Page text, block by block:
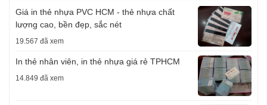
Giá in thẻ nhựa PVC HCM - thẻ nhựa chất
lượng cao, bền đẹp, sắc nét
19.567 đã xem
In thẻ nhân viên, in thẻ nhựa giá rẻ TPHCM
14.849 đã xem